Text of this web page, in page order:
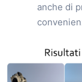
anche di